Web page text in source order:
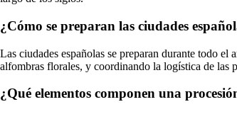
¿Cómo se preparan las ciudades
Las ciudades españolas se preparan durante todo el
alfombras florales, y coordinando la logística de las
¿Qué elementos componen una